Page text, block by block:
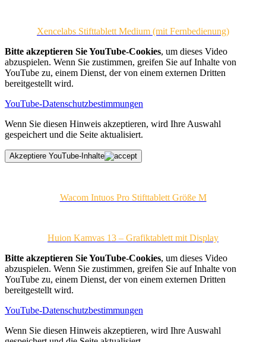
Xencelabs Stifttablett Medium (mit Fernbedienung)
Bitte akzeptieren Sie YouTube-Cookies, um dieses Video
abzuspielen. Wenn Sie zustimmen, greifen Sie auf Inhalte von
YouTube zu, einem Dienst, der von einem externen Dritten
bereitgestellt wird.
YouTube-Datenschutzbestimmungen
Wenn Sie diesen Hinweis akzeptieren, wird Ihre Auswahl
gespeichert und die Seite aktualisiert.
Akzeptiere YouTube-Inhalte
Wacom Intuos Pro Stifttablett Größe M
Huion Kamvas 13 – Grafiktablett mit Display
Bitte akzeptieren Sie YouTube-Cookies, um dieses Video
abzuspielen. Wenn Sie zustimmen, greifen Sie auf Inhalte von
YouTube zu, einem Dienst, der von einem externen Dritten
bereitgestellt wird.
YouTube-Datenschutzbestimmungen
Wenn Sie diesen Hinweis akzeptieren, wird Ihre Auswahl